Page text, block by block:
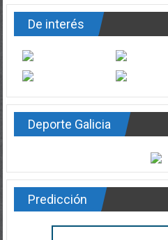
De interés
Deporte Galicia
Predicción